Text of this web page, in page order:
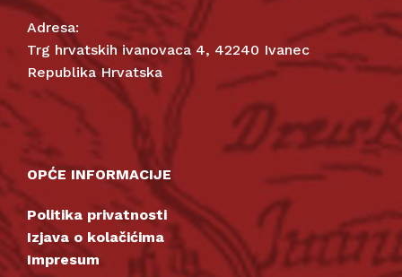
Adresa:
Trg hrvatskih ivanovaca 4, 42240 Ivanec
Republika Hrvatska
OPĆE INFORMACIJE
Politika privatnosti
Izjava o kolačićima
Impresum